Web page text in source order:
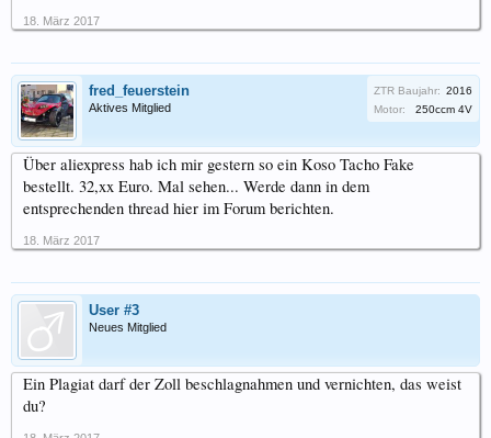
18. März 2017
fred_feuerstein
Aktives Mitglied
ZTR Baujahr: 2016
Motor:
250ccm 4V
Über aliexpress hab ich mir gestern so ein Koso Tacho Fake
bestellt. 32,xx Euro. Mal sehen... Werde dann in dem
entsprechenden thread hier im Forum berichten.
18. März 2017
User #3
Neues Mitglied
Ein Plagiat darf der Zoll beschlagnahmen und vernichten, das weist
du?